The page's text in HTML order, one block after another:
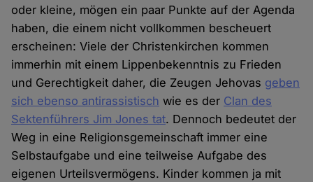
oder kleine, mögen ein paar Punkte auf der Agenda
haben, die einem nicht vollkommen bescheuert
erscheinen: Viele der Christenkirchen kommen
immerhin mit einem Lippenbekenntnis zu Frieden
und Gerechtigkeit daher, die Zeugen Jehovas geben
sich ebenso antirassistisch wie es der Clan des
Sektenführers Jim Jones tat. Dennoch bedeutet der
Weg in eine Religionsgemeinschaft immer eine
Selbstaufgabe und eine teilweise Aufgabe des
eigenen Urteilsvermögens. Kinder kommen ja mit